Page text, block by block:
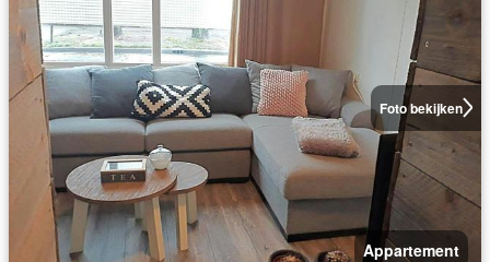
Foto bekijken
Appartement